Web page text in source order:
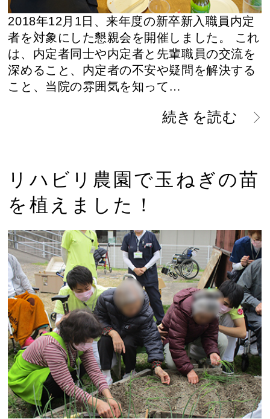
2018年12月1日、来年度の新卒新入職員内定
者を対象にした懇親会を開催しました。 これ
は、内定者同士や内定者と先輩職員の交流を
深めること、内定者の不安や疑問を解決する
こと、当院の雰囲気を知って…
続きを読む
リハビリ農園で玉ねぎの苗
を植えました！